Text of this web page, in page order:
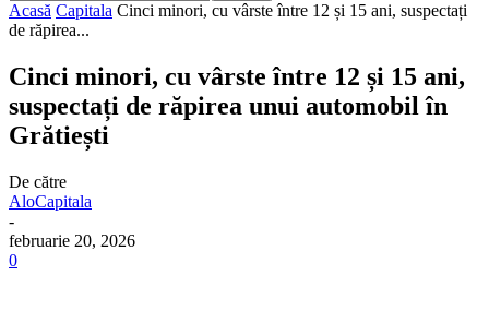
Acasă Capitala Cinci minori, cu vârste între 12 și 15 ani, suspectați
de răpirea...
Cinci minori, cu vârste între 12 și 15 ani,
suspectați de răpirea unui automobil în
Grătiești
De către
AloCapitala
-
februarie 20, 2026
0